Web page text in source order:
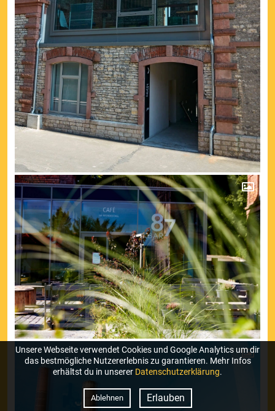
Unsere Webseite verwendet Cookies und Google Analytics um dir
das bestmögliche Nutzererlebnis zu garantieren. Mehr Infos
erhältst du in unserer Datenschutzerklärung.
Ablehnen Erlauben